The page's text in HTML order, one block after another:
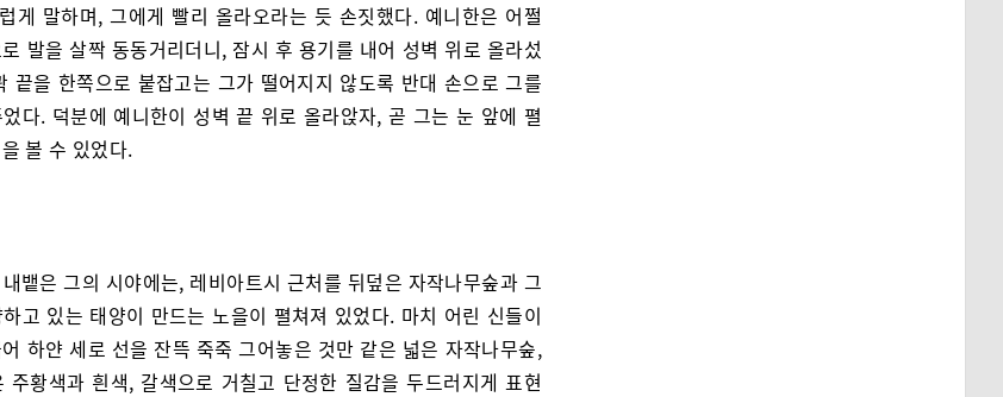
게 말하며, 그에게 빨리 올라오라는 듯 손짓했다. 예니한은 어쩔
발을 살짝 동동거리더니, 잠시 후 용기를 내어 성벽 위로 올라섰
끝을 한쪽으로 붙잡고는 그가 떨어지지 않도록 반대 손으로 그를
다. 덕분에 예니한이 성벽 끝 위로 올라앉자, 곧 그는 눈 앞에 펼
볼 수 있었다.
뱉은 그의 시야에는, 레비아트시 근처를 뒤덮은 자작나무숲과 그
고 있는 태양이 만드는 노을이 펼쳐져 있었다. 마치 어린 신들이
하얀 세로 선을 잔뜩 죽죽 그어놓은 것만 같은 넓은 자작나무숲,
주황색과 흰색, 갈색으로 거칠고 단정한 질감을 두드러지게 표현